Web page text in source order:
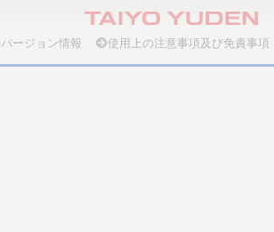
バージョン情報 使用上の注意事項及び免責事項